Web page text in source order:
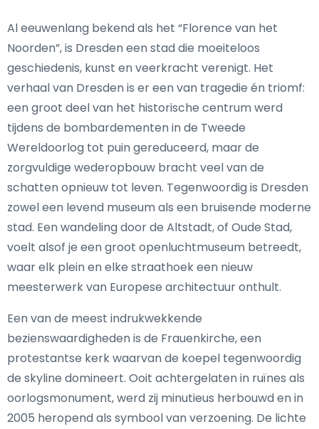
Al eeuwenlang bekend als het “Florence van het
Noorden”, is Dresden een stad die moeiteloos
geschiedenis, kunst en veerkracht verenigt. Het
verhaal van Dresden is er een van tragedie én triomf:
een groot deel van het historische centrum werd
tijdens de bombardementen in de Tweede
Wereldoorlog tot puin gereduceerd, maar de
zorgvuldige wederopbouw bracht veel van de
schatten opnieuw tot leven. Tegenwoordig is Dresden
zowel een levend museum als een bruisende moderne
stad. Een wandeling door de Altstadt, of Oude Stad,
voelt alsof je een groot openluchtmuseum betreedt,
waar elk plein en elke straathoek een nieuw
meesterwerk van Europese architectuur onthult.
Een van de meest indrukwekkende
bezienswaardigheden is de Frauenkirche, een
protestantse kerk waarvan de koepel tegenwoordig
de skyline domineert. Ooit achtergelaten in ruïnes als
oorlogsmonument, werd zij minutieus herbouwd en in
2005 heropend als symbool van verzoening. De lichte